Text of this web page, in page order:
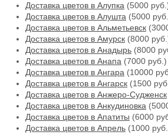
Доставка цветов в Алупка (5000
Доставка цветов в Алушта (5000
Доставка цветов в Альметьевск
Доставка цветов в Амурск (8000
Доставка цветов в Анадырь (8000
Доставка цветов в Анапа (7000 руб.)
Доставка цветов в Ангара (10000
Доставка цветов в Ангарск (1500
Доставка цветов в Анжеро-Судженск
Доставка цветов в Анкудиновка
Доставка цветов в Апатиты (6000
Доставка цветов в Апрель (1000